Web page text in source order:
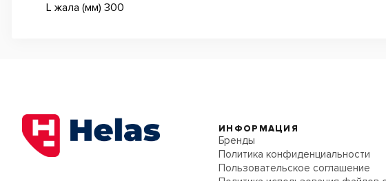
L жала (мм) 300
ИНФОРМАЦИЯ
Бренды
Политика конфиденциальности
Пользовательское соглашение